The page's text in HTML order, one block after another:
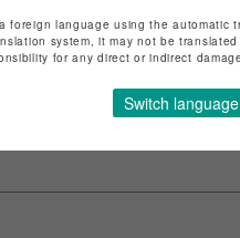
foreign language using the automatic
system, it may not be
for any direct or indirect
Switch language